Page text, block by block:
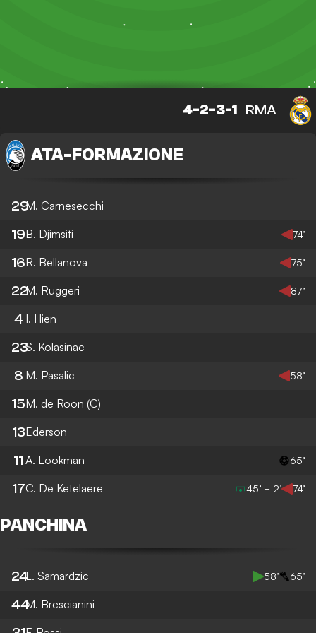
4-2-3-1 RMA
ATA- FORMAZIONE
29M. Carnesecchi
19B. Djimsiti 74’
16R. Bellanova 75’
22M. Ruggeri 87’
4 I. Hien
23S. Kolasinac
8 M. Pasalic 58’
15M. de Roon (C)
13Ederson
11 A. Lookman 65’
17C. De Ketelaere 45’ + 2’ 74’
PANCHINA
24L. Samardzic 58’ 65’
44M. Brescianini